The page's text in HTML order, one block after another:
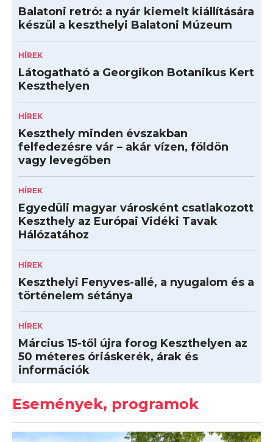
Balatoni retró: a nyár kiemelt kiállítására
készül a keszthelyi Balatoni Múzeum
HÍREK
Látogatható a Georgikon Botanikus Kert
Keszthelyen
HÍREK
Keszthely minden évszakban
felfedezésre vár – akár vízen, földön
vagy levegőben
HÍREK
Egyedüli magyar városként csatlakozott
Keszthely az Európai Vidéki Tavak
Hálózatához
HÍREK
Keszthelyi Fenyves-allé, a nyugalom és a
történelem sétánya
HÍREK
Március 15-től újra forog Keszthelyen az
50 méteres óriáskerék, árak és
információk
Események, programok